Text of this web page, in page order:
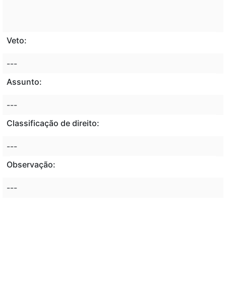
Veto:
---
Assunto:
---
Classificação de direito:
---
Observação:
---